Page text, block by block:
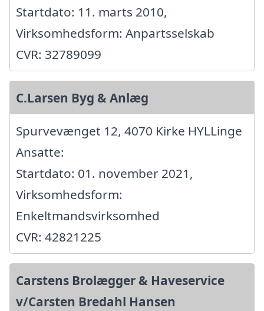
Startdato: 11. marts 2010,
Virksomhedsform: Anpartsselskab
CVR: 32789099
C.Larsen Byg & Anlæg
Spurvevænget 12, 4070 Kirke HYLLinge
Ansatte:
Startdato: 01. november 2021,
Virksomhedsform:
Enkeltmandsvirksomhed
CVR: 42821225
Carstens Brolægger & Haveservice
v/Carsten Bredahl Hansen